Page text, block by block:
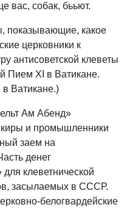
вас, собак, бььют.
показывающие, какое
церковники к
антисоветской клеветы
Пием XI в Ватикане.
Ватикане.)
Ам Абенд»
и промышленники
заем на
денег
клеветнической
засылаемых в СССР.
белогвардейские